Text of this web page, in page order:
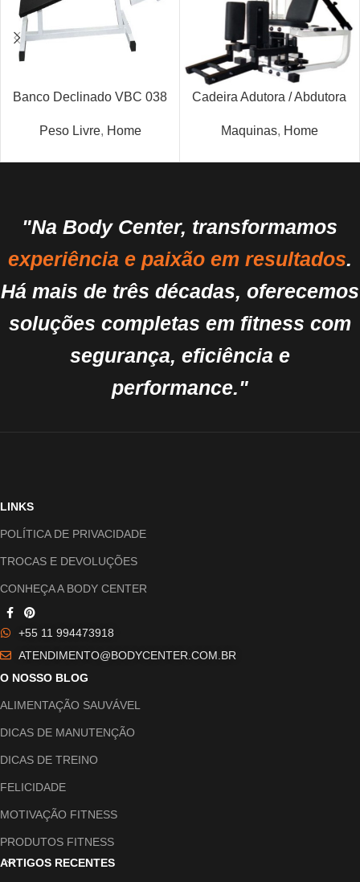
Banco Declinado VBC 038
Peso Livre, Home
Cadeira Adutora / Abdutora
Maquinas, Home
"Na Body Center, transformamos
experiência e paixão em resultados.
Há mais de três décadas, oferecemos
soluções completas em fitness com
segurança, eficiência e
performance."
LINKS
POLÍTICA DE PRIVACIDADE
TROCAS E DEVOLUÇÕES
CONHEÇA A BODY CENTER
+55 11 994473918
ATENDIMENTO@BODYCENTER.COM.BR
O NOSSO BLOG
ALIMENTAÇÃO SAUVÁVEL
DICAS DE MANUTENÇÃO
DICAS DE TREINO
FELICIDADE
MOTIVAÇÃO FITNESS
PRODUTOS FITNESS
ARTIGOS RECENTES